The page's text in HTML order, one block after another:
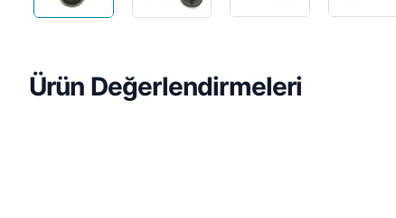
Ürün Değerlendirmeleri